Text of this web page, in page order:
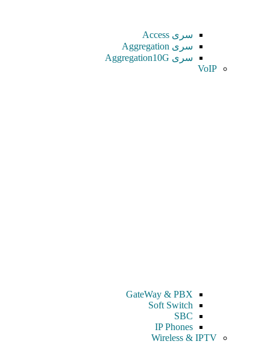
سری Access
سری Aggregation
سری Aggregation10G
VoIP
GateWay & PBX
Soft Switch
SBC
IP Phones
Wireless & IPTV